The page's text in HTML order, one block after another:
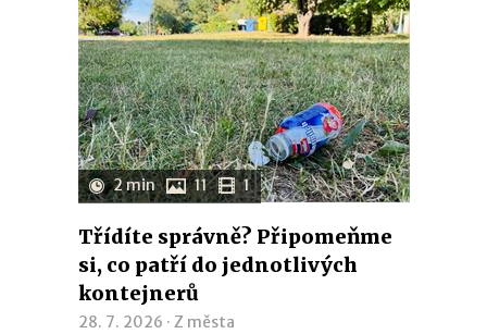
2 min 11 1
Třídíte správně? Připomeňme
si, co patří do jednotlivých
kontejnerů
28. 7. 2026 · Z města